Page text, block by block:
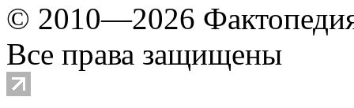
© 2010—2026
Все права защищены